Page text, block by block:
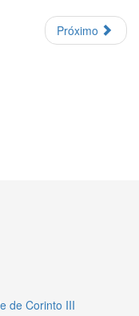
Próximo
de Corinto III